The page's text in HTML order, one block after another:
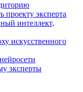
эксперта
интеллект,
искусственного
эксперты